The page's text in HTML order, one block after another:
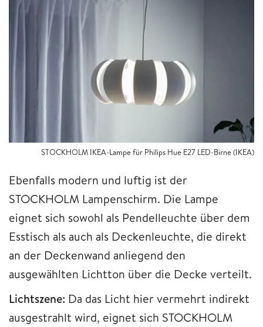
STOCKHOLM IKEA-Lampe für Philips Hue E27 LED-Birne (IKEA)
Ebenfalls modern und luftig ist der
STOCKHOLM Lampenschirm. Die Lampe
eignet sich sowohl als Pendelleuchte über dem
Esstisch als auch als Deckenleuchte, die direkt
an der Deckenwand anliegend den
ausgewählten Lichtton über die Decke verteilt.
Lichtszene: Da das Licht hier vermehrt indirekt
ausgestrahlt wird, eignet sich STOCKHOLM